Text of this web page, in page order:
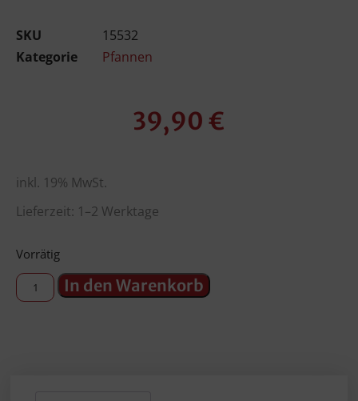
SKU
15532
Kategorie
Pfannen
39,90 €
inkl. 19% MwSt.
Lieferzeit: 1–2 Werktage
Vorrätig
In den Warenkorb